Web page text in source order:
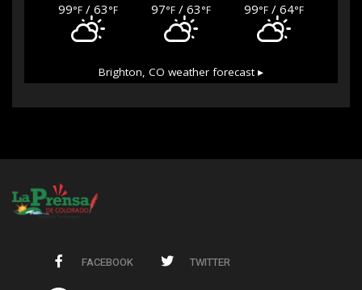
99°F / 63°F 97°F/ 63°F 99°F/ 64°F
Brighton, CO weather forecast ▸
FACEBOOK TWITTER